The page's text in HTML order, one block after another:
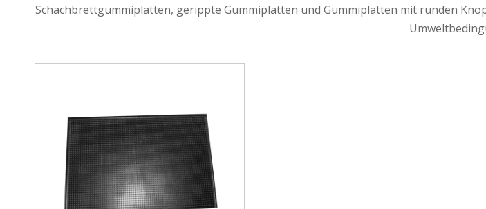
Schachbrettgummiplatten, gerippte Gummiplatten und Gummiplatten mit runden